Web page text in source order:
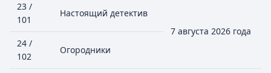
23 /
101
Настоящий детектив
7 августа 2026 года
24 /
102
Огородники